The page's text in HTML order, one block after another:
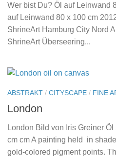
Wer bist Du? Öl auf Leinwand
auf Leinwand 80 x 100 cm
ShrineArt Hamburg City Nord
ShrineArt Überseering...
ABSTRAKT / CITYSCAPE / FINE
London
London Bild von Iris Greiner
cm cm A painting held in
gold-colored pigment points.